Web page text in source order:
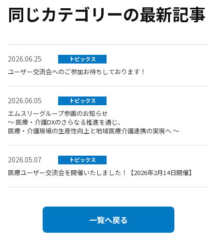
同じカテゴリーの最新記事
2026.06.25 トピックス
ユーザー交流会へのご参加お待ちしております！
2026.06.05 トピックス
エムスリーグループ参画のお知らせ
～ 医療・介護DXのさらなる推進を通じ、
医療・介護現場の生産性向上と地域医療介護連携の実現へ ～
2026.05.07 トピックス
医療ユーザー交流会を開催いたしました！【2026年2月14日開催】
一覧へ戻る